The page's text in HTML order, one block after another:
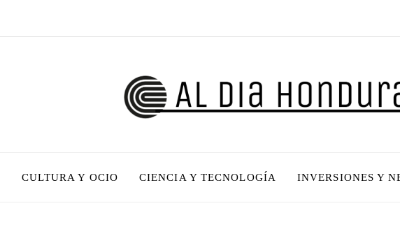
CULTURA Y OCIO CIENCIA Y TECNOLOGÍA INVERSIONES Y